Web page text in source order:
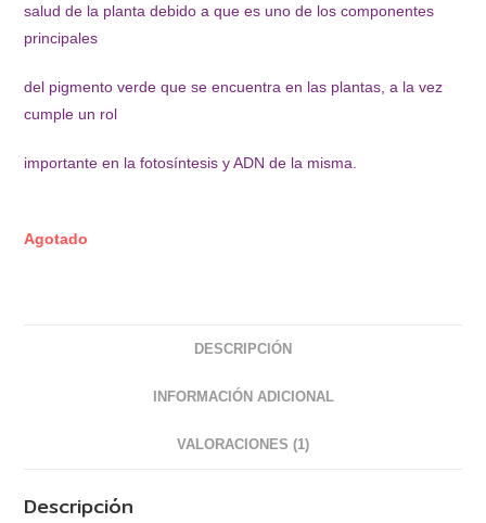
salud de la planta debido a que es uno de los componentes
principales
del pigmento verde que se encuentra en las plantas, a la vez
cumple un rol
importante en la fotosíntesis y ADN de la misma.
Agotado
DESCRIPCIÓN
INFORMACIÓN ADICIONAL
VALORACIONES (1)
Descripción